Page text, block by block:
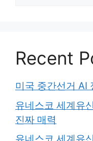
Recent
미국 중간선거 AI
유네스코 세계유
진짜 매력